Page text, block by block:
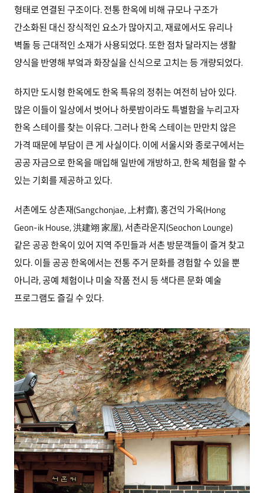
형태로 연결된 구조이다. 전통 한옥에 비해 규모나 구조가
간소화된 대신 장식적인 요소가 많아지고, 재료에서도 유리나
벽돌 등 근대적인 소재가 사용되었다. 또한 점차 달라지는 생활
양식을 반영해 부엌과 화장실을 신식으로 고치는 등 개량되었다.
하지만 도시형 한옥에도 한옥 특유의 정취는 여전히 남아 있다.
많은 이들이 일상에서 벗어나 하룻밤이라도 특별함을 누리고자
한옥 스테이를 찾는 이유다. 그러나 한옥 스테이는 만만치 않은
가격 때문에 부담이 큰 게 사실이다. 이에 서울시와 종로구에서는
공공 자금으로 한옥을 매입해 일반에 개방하고, 한옥 체험을 할 수
있는 기회를 제공하고 있다.
서촌에도 상촌재(Sangchonjae, 上村齋), 홍건익 가옥(Hong
Geon-ik House, 洪建翊 家屋), 서촌라운지(Seochon Lounge)
같은 공공 한옥이 있어 지역 주민들과 서촌 방문객들이 즐겨 찾고
있다. 이들 공공 한옥에서는 전통 주거 문화를 경험할 수 있을 뿐
아니라, 공예 체험이나 미술 작품 전시 등 색다른 문화 예술
프로그램도 즐길 수 있다.